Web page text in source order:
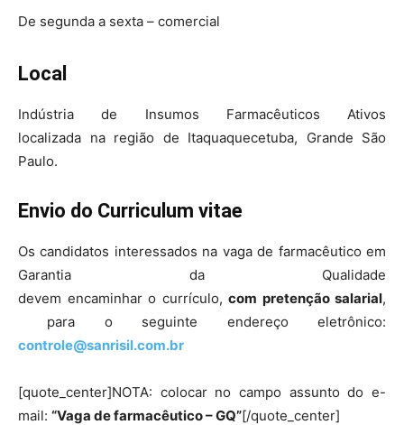
De segunda a sexta – comercial
Local
Indústria de Insumos Farmacêuticos Ativos
localizada na região de Itaquaquecetuba, Grande São
Paulo.
Envio do Curriculum vitae
Os candidatos interessados na vaga de farmacêutico em
Garantia da Qualidade
devem encaminhar o currículo, com pretenção salarial,
para o seguinte endereço eletrônico:
controle@sanrisil.com.br
[quote_center]NOTA: colocar no campo assunto do e-
mail: “Vaga de farmacêutico – GQ”[/quote_center]